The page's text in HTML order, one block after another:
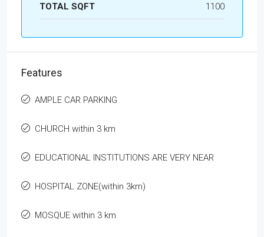
TOTAL SQFT 1100
Features
AMPLE CAR PARKING
CHURCH within 3 km
EDUCATIONAL INSTITUTIONS ARE VERY NEAR
HOSPITAL ZONE(within 3km)
MOSQUE within 3 km